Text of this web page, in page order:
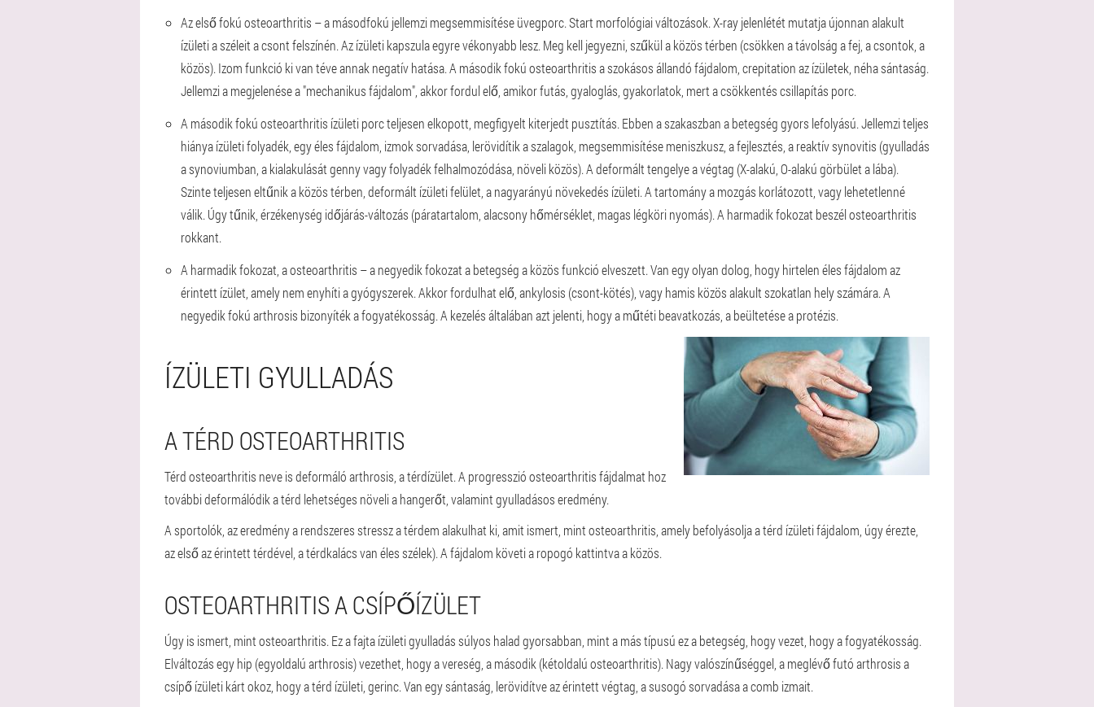
Az első fokú osteoarthritis – a másodfokú jellemzi megsemmisítése üvegporc. Start morfológiai változások. X-ray jelenlétét mutatja újonnan alakult
ízületi a széleit a csont felszínén. Az ízületi kapszula egyre vékonyabb lesz. Meg kell jegyezni, szűkül a közös térben (csökken a távolság a fej, a csontok, a
közös). Izom funkció ki van téve annak negatív hatása. A második fokú osteoarthritis a szokásos állandó fájdalom, crepitation az ízületek, néha sántaság.
Jellemzi a megjelenése a "mechanikus fájdalom", akkor fordul elő, amikor futás, gyaloglás, gyakorlatok, mert a csökkentés csillapítás porc.
A második fokú osteoarthritis ízületi porc teljesen elkopott, megfigyelt kiterjedt pusztítás. Ebben a szakaszban a betegség gyors lefolyású. Jellemzi teljes
hiánya ízületi folyadék, egy éles fájdalom, izmok sorvadása, lerövidítik a szalagok, megsemmisítése meniszkusz, a fejlesztés, a reaktív synovitis (gyulladás
a synoviumban, a kialakulását genny vagy folyadék felhalmozódása, növeli közös). A deformált tengelye a végtag (X-alakú, O-alakú görbület a lába).
Szinte teljesen eltűnik a közös térben, deformált ízületi felület, a nagyarányú növekedés ízületi. A tartomány a mozgás korlátozott, vagy lehetetlenné
válik. Úgy tűnik, érzékenység időjárás-változás (páratartalom, alacsony hőmérséklet, magas légköri nyomás). A harmadik fokozat beszél osteoarthritis
rokkant.
A harmadik fokozat, a osteoarthritis – a negyedik fokozat a betegség a közös funkció elveszett. Van egy olyan dolog, hogy hirtelen éles fájdalom az
érintett ízület, amely nem enyhíti a gyógyszerek. Akkor fordulhat elő, ankylosis (csont-kötés), vagy hamis közös alakult szokatlan hely számára. A
negyedik fokú arthrosis bizonyíték a fogyatékosság. A kezelés általában azt jelenti, hogy a műtéti beavatkozás, a beültetése a protézis.
ÍZÜLETI GYULLADÁS
A TÉRD OSTEOARTHRITIS
Térd osteoarthritis neve is deformáló arthrosis, a térdízület. A progresszió osteoarthritis fájdalmat hoz
további deformálódik a térd lehetséges növeli a hangerőt, valamint gyulladásos eredmény.
A sportolók, az eredmény a rendszeres stressz a térdem alakulhat ki, amit ismert, mint osteoarthritis, amely befolyásolja a térd ízületi fájdalom, úgy érezte,
az első az érintett térdével, a térdkalács van éles szélek). A fájdalom követi a ropogó kattintva a közös.
OSTEOARTHRITIS A CSÍPŐÍZÜLET
Úgy is ismert, mint osteoarthritis. Ez a fajta ízületi gyulladás súlyos halad gyorsabban, mint a más típusú ez a betegség, hogy vezet, hogy a fogyatékosság.
Elváltozás egy hip (egyoldalú arthrosis) vezethet, hogy a vereség, a második (kétoldalú osteoarthritis). Nagy valószínűséggel, a meglévő futó arthrosis a
csípő ízületi kárt okoz, hogy a térd ízületi, gerinc. Van egy sántaság, lerövidítve az érintett végtag, a susogó sorvadása a comb izmait.